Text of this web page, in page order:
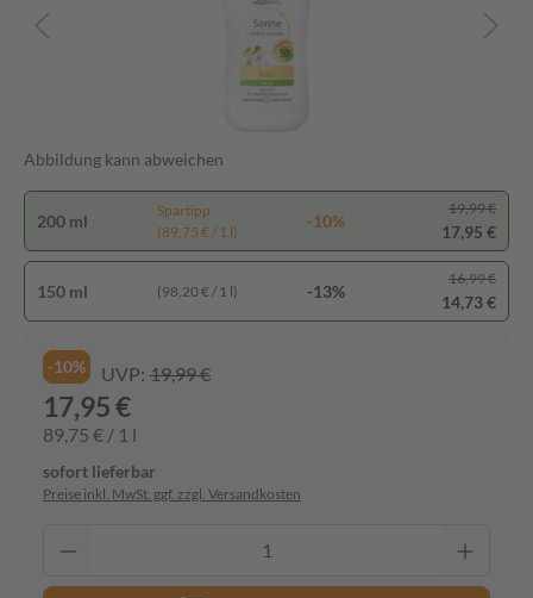
Abbildung kann abweichen
200 ml
Spartipp
(89,75 € / 1 l)
-10%
19,99 €
17,95 €
150 ml (98,20 € / 1 l) -13%
16,99 €
14,73 €
-10% UVP: 19,99 €
17,95 €
89,75 € / 1 l
sofort lieferbar
Preise inkl. MwSt. ggf. zzgl. Versandkosten